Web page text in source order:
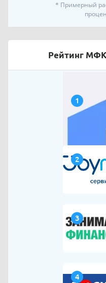
* Примерный
Рейтинг МФК
1
2
3
4